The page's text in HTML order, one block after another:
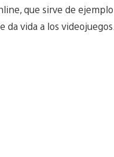
que sirve de ejemplo
vida a los videojuegos.